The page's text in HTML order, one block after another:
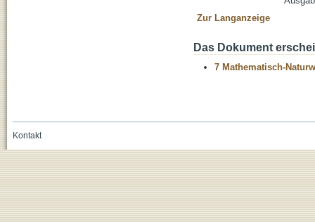
Zur Langanzeige
Das Dokument
7 Mathematisch-
Kontakt